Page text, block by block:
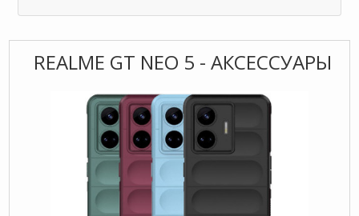
REALME GT NEO 5 - АКСЕССУАРЫ